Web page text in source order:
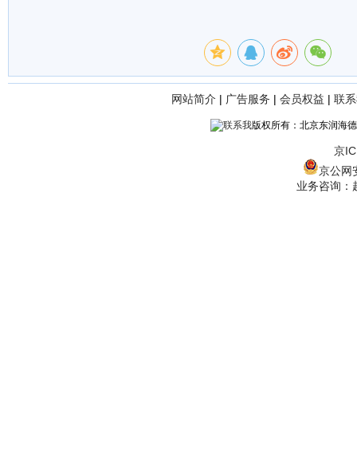
网站简介 | 广告服务 | 会员权益 | 联
版权所有：北京东润海
京
京公网
业务咨询：